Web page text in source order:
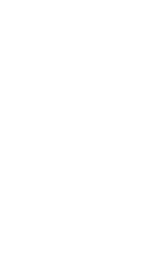
События Запорожья,